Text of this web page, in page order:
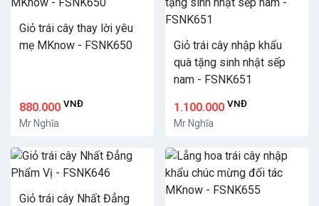
Giỏ trái cây thay lời yêu
mẹ MKnow - FSNK650
880.000 VNĐ
Mr Nghĩa
Giỏ trái cây nhập khẩu
quà tặng sinh nhật sếp
nam - FSNK651
1.100.000 VNĐ
Mr Nghĩa
Giỏ trái cây Nhất Đẳng